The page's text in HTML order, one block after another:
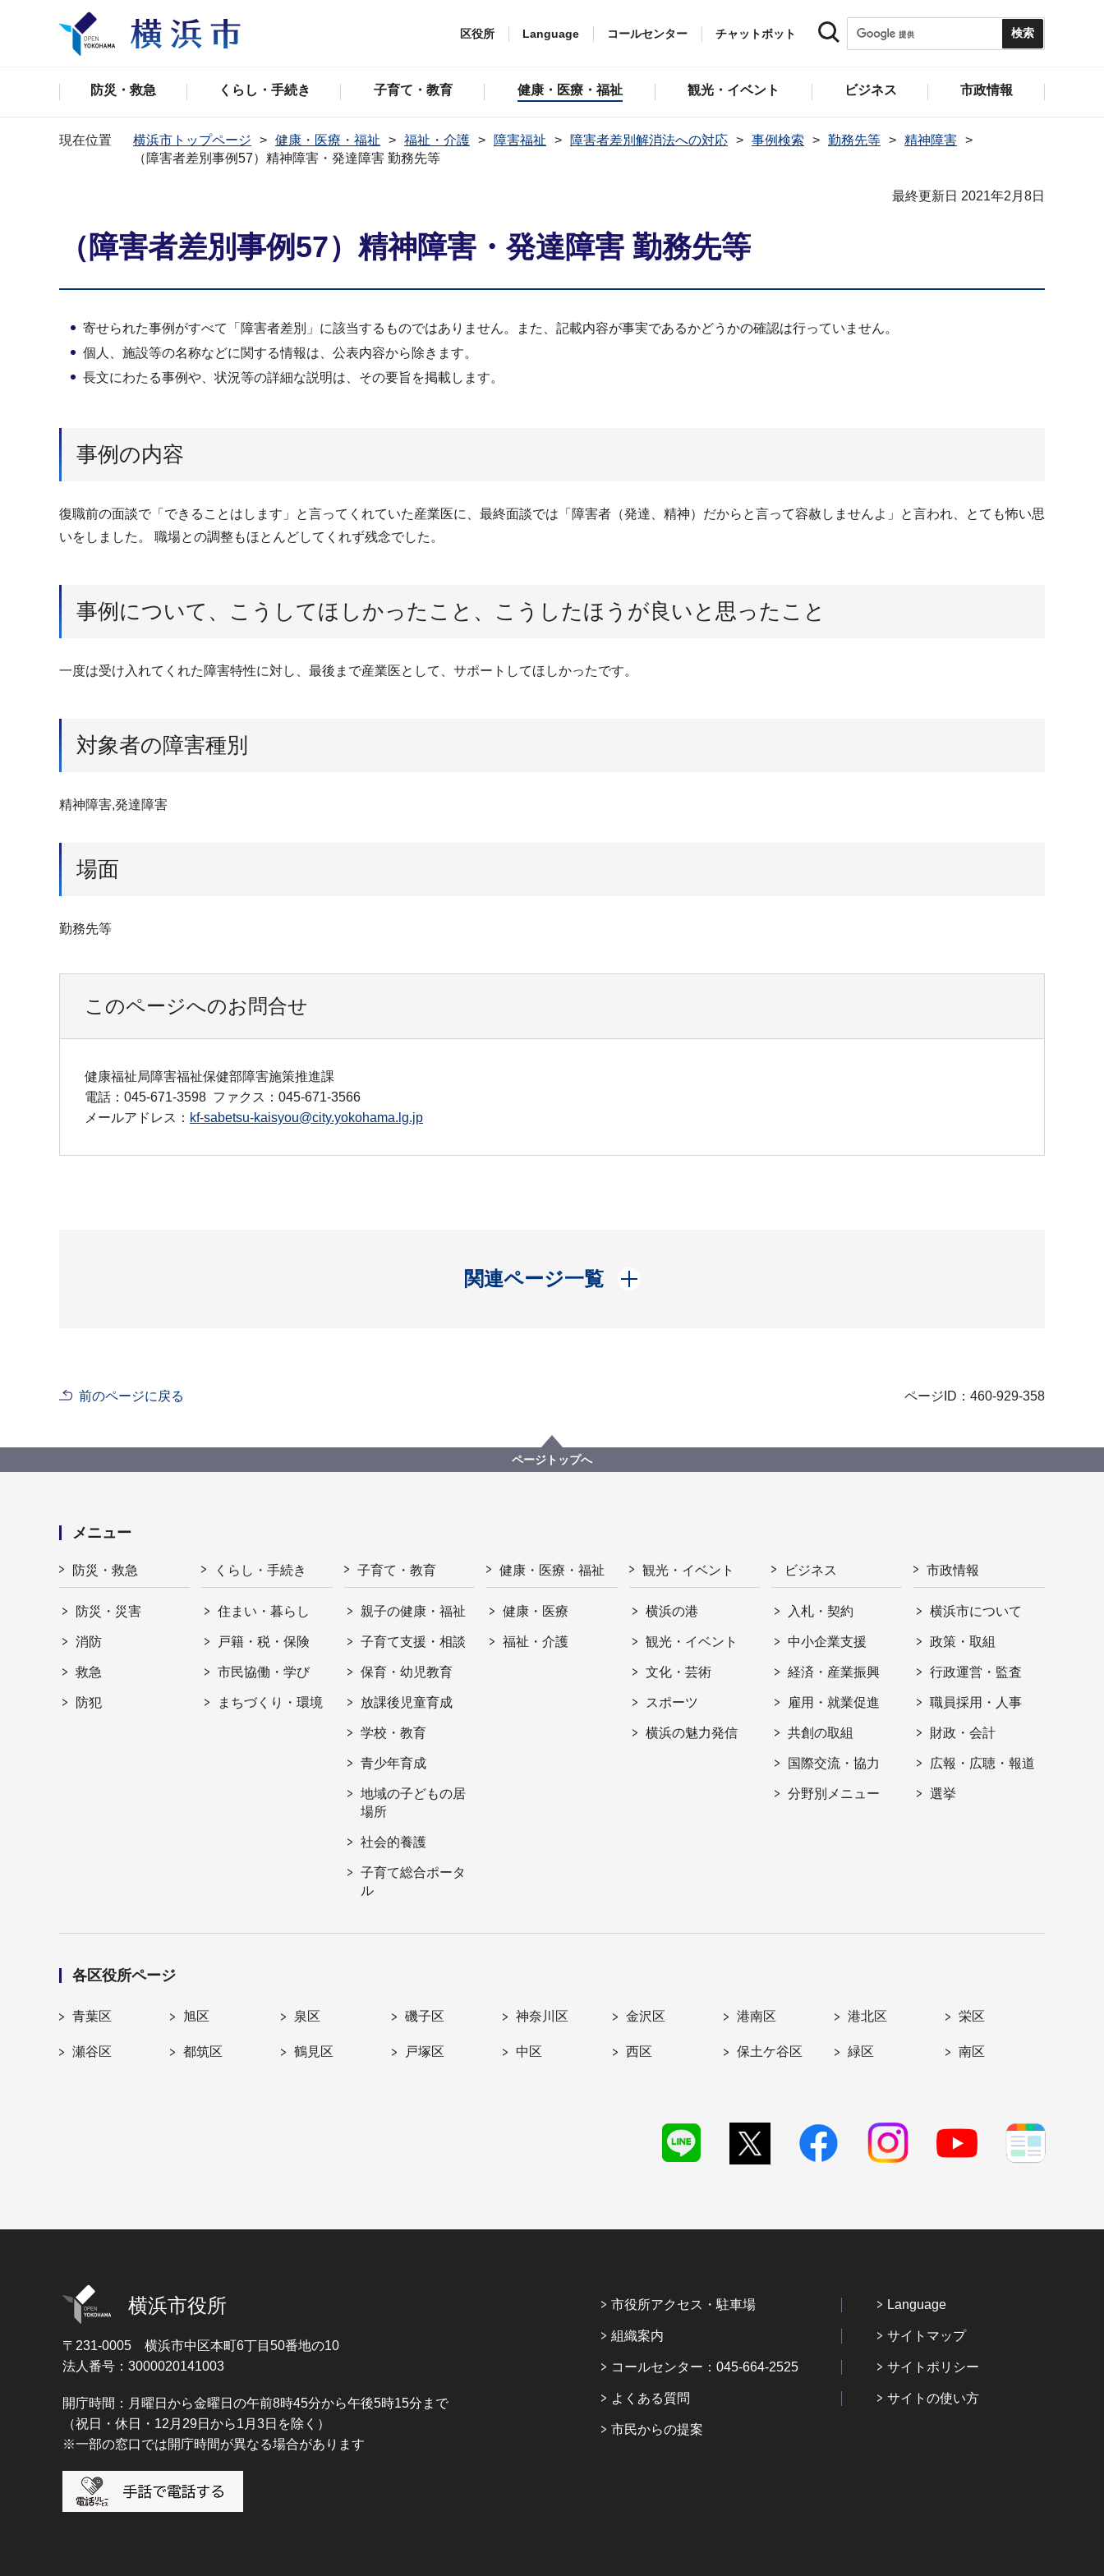
区役所 Language コールセンター チャットボット
防災・救急 くらし・手続き 子育て・教育 健康・医療・福祉 観光・イベント ビジネス 市政情報
現在位置 横浜市トップページ 健康・医療・福祉 福祉・介護 障害福祉 障害者差別解消法への対応 事例検索 勤務先等
精神障害
（障害者差別事例57）精神障害・発達障害 勤務先等
最終更新日 2021年2月8日
（障害者差別事例57）精神障害・発達障害 勤務先等
寄せられた事例がすべて「障害者差別」に該当するものではありません。また、記載内容が事実であるかどうかの確認は行っていません。
個人、施設等の名称などに関する情報は、公表内容から除きます。
長文にわたる事例や、状況等の詳細な説明は、その要旨を掲載します。
事例の内容
復職前の面談で「できることはします」と言ってくれていた産業医に、最終面談では「障害者（発達、精神）だからと言って容赦しませんよ」と言われ、とても怖い思
いをしました。 職場との調整もほとんどしてくれず残念でした。
事例について、こうしてほしかったこと、こうしたほうが良いと思ったこと
一度は受け入れてくれた障害特性に対し、最後まで産業医として、サポートしてほしかったです。
対象者の障害種別
精神障害,発達障害
場面
勤務先等
このページへのお問合せ
健康福祉局障害福祉保健部障害施策推進課
電話：045-671-3598 ファクス：045-671-3566
メールアドレス： kf-sabetsu-kaisyou@city.yokohama.lg.jp
関連ページ一覧
開く
前のページに戻る ページID：460-929-358
ページトップへ
メニュー
防災・救急
防災・災害
消防
救急
防犯
くらし・手続き
住まい・暮らし
戸籍・税・保険
市民協働・学び
まちづくり・環境
子育て・教育
親子の健康・福祉
子育て支援・相談
保育・幼児教育
放課後児童育成
学校・教育
青少年育成
地域の子どもの居
場所
社会的養護
子育て総合ポータ
ル
健康・医療・福祉
健康・医療
福祉・介護
観光・イベント
横浜の港
観光・イベント
文化・芸術
スポーツ
横浜の魅力発信
ビジネス
入札・契約
中小企業支援
経済・産業振興
雇用・就業促進
共創の取組
国際交流・協力
分野別メニュー
市政情報
横浜市について
政策・取組
行政運営・監査
職員採用・人事
財政・会計
広報・広聴・報道
選挙
各区役所ページ
青葉区 旭区 泉区 磯子区 神奈川区 金沢区 港南区 港北区 栄区
瀬谷区 都筑区 鶴見区 戸塚区 中区 西区 保土ケ谷区 緑区 南区
横浜市役所
〒231-0005 横浜市中区本町6丁目50番地の10
法人番号：3000020141003
開庁時間：月曜日から金曜日の午前8時45分から午後5時15分まで
（祝日・休日・12月29日から1月3日を除く）
※一部の窓口では開庁時間が異なる場合があります
市役所アクセス・駐車場
組織案内
コールセンター：045-664-2525
よくある質問
市民からの提案
Language
サイトマップ
サイトポリシー
サイトの使い方